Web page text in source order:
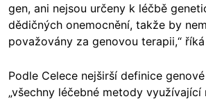
gen, ani nejsou určeny k léčbě
dědičných onemocnění, takže by
považovány za genovou terapii,“ říká
Podle Celece nejširší definice
„všechny léčebné metody využívající